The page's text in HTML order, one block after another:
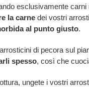
esclusivamente carni
la carnedei vostri
al punto giusto.
di pecora sul
spesso, così che
ungete i vostri